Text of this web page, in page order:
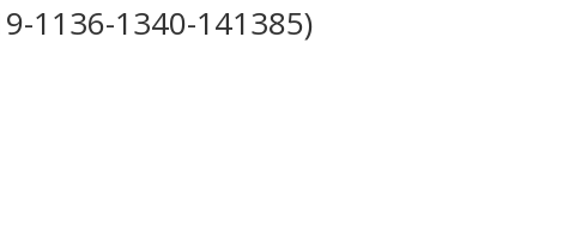
1136-1340-141385)